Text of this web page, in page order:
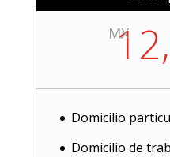
MX
Domicilio
Domicilio de